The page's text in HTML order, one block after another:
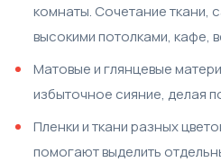
комнаты. Сочетание ткани,
высокими потолками, кафе,
Матовые и глянцевые
избыточное сияние, делая
Пленки и ткани разных
помогают выделить